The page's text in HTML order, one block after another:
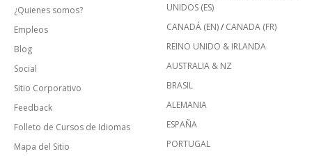
¿Quienes somos?
Empleos
Blog
Social
Sitio Corporativo
Feedback
Folleto de Cursos de Idiomas
Mapa del Sitio
UNIDOS (ES)
CANADÁ (EN)/ CANADA (FR)
REINO UNIDO & IRLANDA
AUSTRALIA & NZ
BRASIL
ALEMANIA
ESPAÑA
PORTUGAL